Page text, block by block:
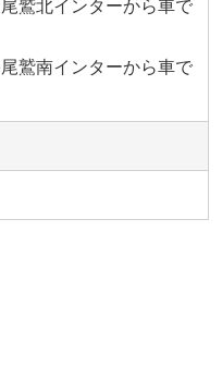
鷲北インターから車で
鷲南インターから車で